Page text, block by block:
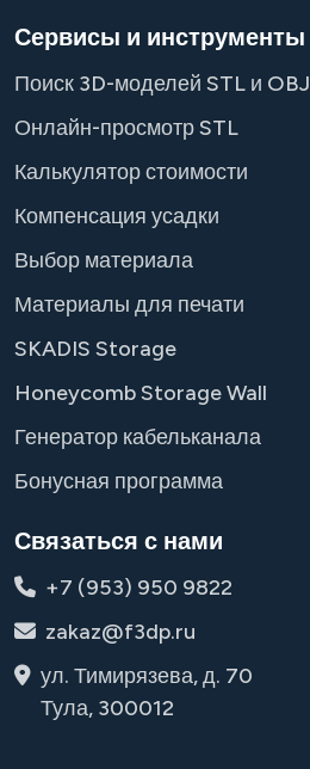
Сервисы и инструменты
Поиск 3D-моделей STL и OBJ
Онлайн-просмотр STL
Калькулятор стоимости
Компенсация усадки
Выбор материала
Материалы для печати
SKADIS Storage
Honeycomb Storage Wall
Генератор кабельканала
Бонусная программа
Связаться с нами
+7 (953) 950 9822
zakaz@f3dp.ru
ул. Тимирязева, д. 70
Тула, 300012